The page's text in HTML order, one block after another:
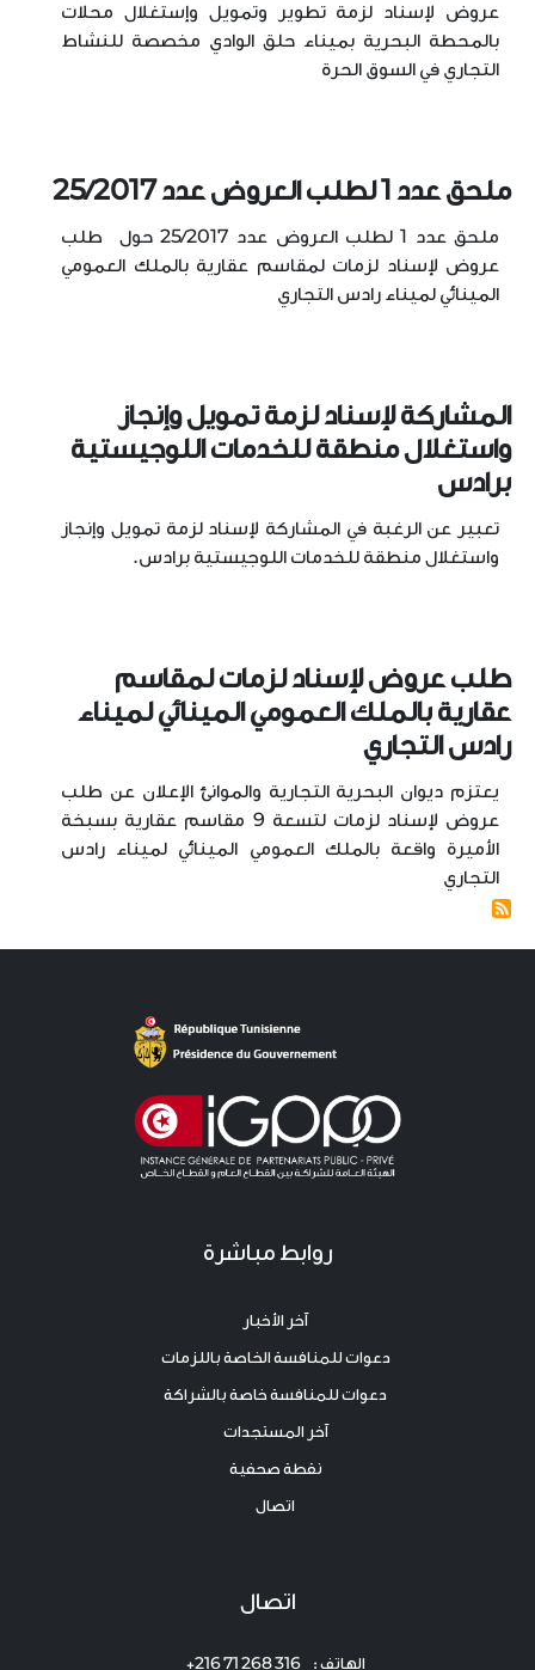
عروض لإسناد لزمة تطوير وتمويل وإستغلال محلات
بالمحطة البحرية بميناء حلق الوادي مخصصة للنشاط
التجاري في السوق الحرة
ملحق عدد 1 لطلب العروض عدد 25/2017
ملحق عدد 1 لطلب العروض عدد 25/2017 حول طلب
عروض لإسناد لزمات لمقاسم عقارية بالملك العمومي
المينائي لميناء رادس التجاري
المشاركة لإسناد لزمة تمويل وإنجاز
واستغلال منطقة للخدمات اللوجيستية
برادس
تعبير عن الرغبة في المشاركة لإسناد لزمة تمويل وإنجاز
واستغلال منطقة للخدمات اللوجيستية برادس.
طلب عروض لإسناد لزمات لمقاسم
عقارية بالملك العمومي المينائي لميناء
رادس التجاري
يعتزم ديوان البحرية التجارية والموانئ الإعلان عن طلب
عروض لإسناد لزمات لتسعة 9 مقاسم عقارية بسبخة
الأميرة واقعة بالملك العمومي المينائي لميناء رادس
التجاري
روابط مباشرة
آخر الأخبار
دعوات للمنافسة الخاصة باللزمات
دعوات للمنافسة خاصة بالشراكة
آخر المستجدات
نقطة صحفية
اتصال
اتصال
الهاتف : 316 268 71 216+